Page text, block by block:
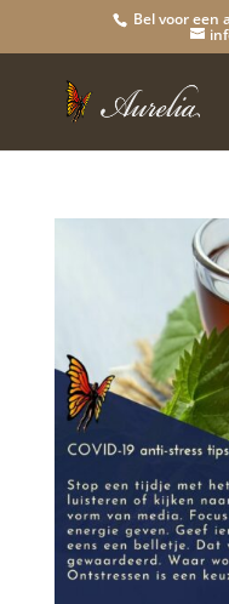
Bel voor een